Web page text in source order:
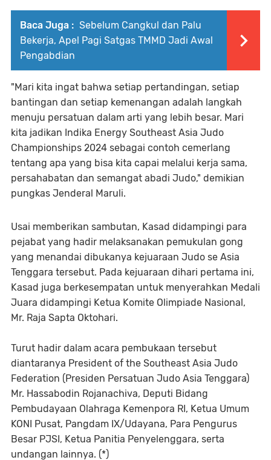
Baca Juga : Sebelum Cangkul dan Palu
Bekerja, Apel Pagi Satgas TMMD Jadi Awal
Pengabdian
"Mari kita ingat bahwa setiap pertandingan, setiap
bantingan dan setiap kemenangan adalah langkah
menuju persatuan dalam arti yang lebih besar. Mari
kita jadikan Indika Energy Southeast Asia Judo
Championships 2024 sebagai contoh cemerlang
tentang apa yang bisa kita capai melalui kerja sama,
persahabatan dan semangat abadi Judo," demikian
pungkas Jenderal Maruli.
Usai memberikan sambutan, Kasad didampingi para
pejabat yang hadir melaksanakan pemukulan gong
yang menandai dibukanya kejuaraan Judo se Asia
Tenggara tersebut. Pada kejuaraan dihari pertama ini,
Kasad juga berkesempatan untuk menyerahkan Medali
Juara didampingi Ketua Komite Olimpiade Nasional,
Mr. Raja Sapta Oktohari.
Turut hadir dalam acara pembukaan tersebut
diantaranya President of the Southeast Asia Judo
Federation (Presiden Persatuan Judo Asia Tenggara)
Mr. Hassabodin Rojanachiva, Deputi Bidang
Pembudayaan Olahraga Kemenpora RI, Ketua Umum
KONI Pusat, Pangdam IX/Udayana, Para Pengurus
Besar PJSI, Ketua Panitia Penyelenggara, serta
undangan lainnya. (*)